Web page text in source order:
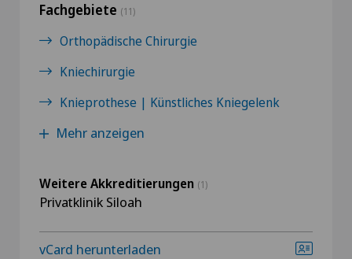
Fachgebiete (11)
Orthopädische Chirurgie
Kniechirurgie
Knieprothese | Künstliches Kniegelenk
Mehr anzeigen
Weitere Akkreditierungen (1)
Privatklinik Siloah
vCard herunterladen